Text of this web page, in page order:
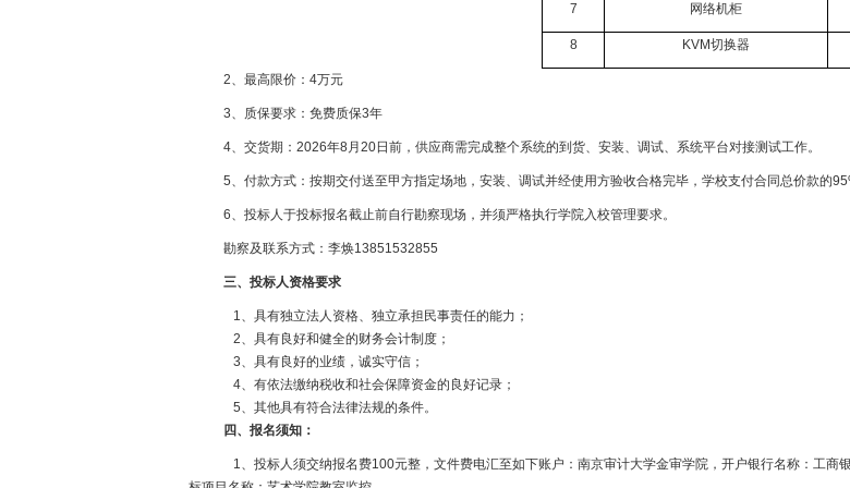
7 网络机柜
8 KVM切换器
2、最高限价：4万元
3、质保要求： 免费质保3年
4、交货期：2026年8月20日前，供应商需完成整个系统的到货、安装、调试、系统平台对接测试工作。
5、付款方式： 按期交付送至甲方指定场地，安装、调试并经使用方验收合格完毕，学校支付合同总价款的
6、投标人于投标报名截止前自行勘察现场，并须严格执行学院入校管理要求。
勘察及联系方式：李焕13851532855
三、投标人资格要求
1、具有独立法人资格、独立承担民事责任的能力；
2、具有良好和健全的财务会计制度；
3、具有良好的业绩，诚实守信；
4、有依法缴纳税收和社会保障资金的良好记录；
5、其他具有符合法律法规的条件。
四、报名须知：
1、投标人须交纳报名费100元整，文件费电汇至如下账户：南京审计大学金审学院，开户银行名称：工